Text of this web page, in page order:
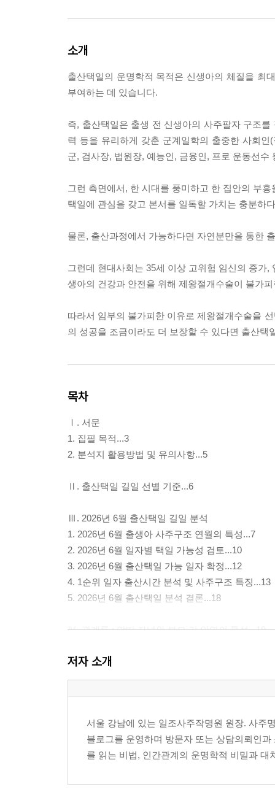
소개
출산택일의 운명학적 목적은 신생아의 체질을 최
부여하는 데 있습니다.
즉, 출산택일은 출생 전 신생아의 사주팔자 구조
력 등을 유리하게 갖춘 군계일학의 출중한 사회
군, 검사장, 법원장, 예능인, 금융인, 프로 운동선
그런 측면에서, 한 시대를 풍미하고 한 집안의 부
택일에 관심을 갖고 본서를 일독할 가치는 충분하
물론, 출산과정에서 가능하다면 자연분만을 통한
그런데 현대사회는 35세 이상 고위험 임신의 증가
생아의 건강과 안전을 위해 제왕절개수술이 불가
따라서 임부의 불가피한 이유로 제왕절개수술을
의 성공을 조금이라도 더 보장할 수 있다면 출산
목차
Ⅰ. 서문
1. 집필 목적...3
2. 분석지 활용방법 및 유의사항...5
Ⅱ. 출산택일 길일 선별 기준...6
Ⅲ. 2026년 6월 출산택일 길일 분석
1. 2026년 6월 출생아 사주구조 연월의 특성...7
2. 2026년 6월 일자별 택일 가능성 검토...10
3. 2026년 6월 출산택일 가능 일자 확정...12
4. 1순위 일자 출산시간 분석 및 사주구조 특징...13
5. 2026년 6월 출산택일 분석 결론...18
Ⅳ. 관계론 : 말띠 자녀와 부모 간 인연의 특성...19
Ⅴ. 성격론 : 자녀의 기본 성격이나 성향의 특성...22
Ⅶ. 풍수론 : 자녀 두침방향과 학업 시 공부방향...33
Ⅷ. 작명론 : 자녀 이름에 따른 기운 발생의 조화...35
저자 소개
서울 강남에 있는 일조사주작명원 원장. 사주
블로그를 운영하며 방문자 또는 상담의뢰인
를 읽는 비법, 인간관계의 운명학적 비밀과